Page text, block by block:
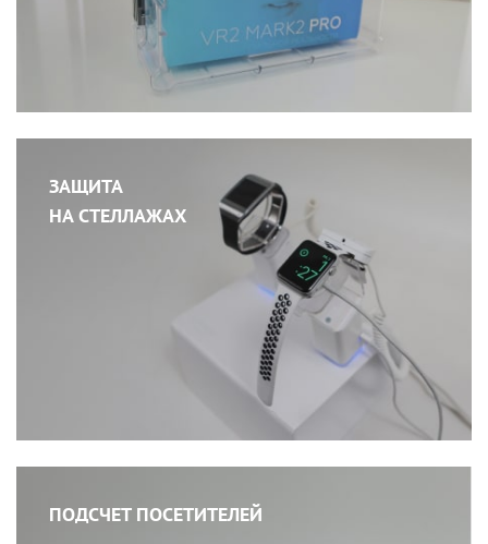
ЗАЩИТА
НА СТЕЛЛАЖАХ
ПОДСЧЕТ ПОСЕТИТЕЛЕЙ